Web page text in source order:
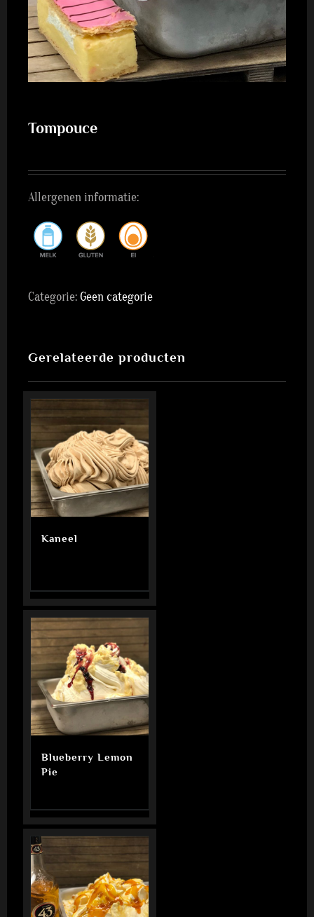
Tompouce
Allergenen informatie:
Categorie:Geen categorie
Gerelateerde producten
Kaneel
Blueberry Lemon
Pie